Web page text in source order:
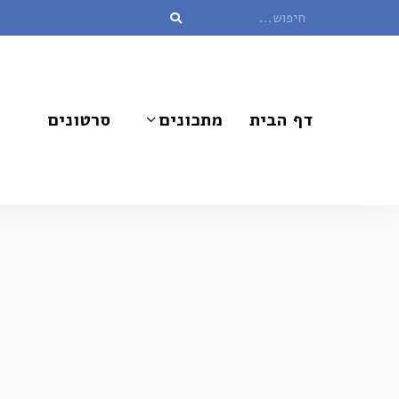
דף הבית מתכונים סרטונים